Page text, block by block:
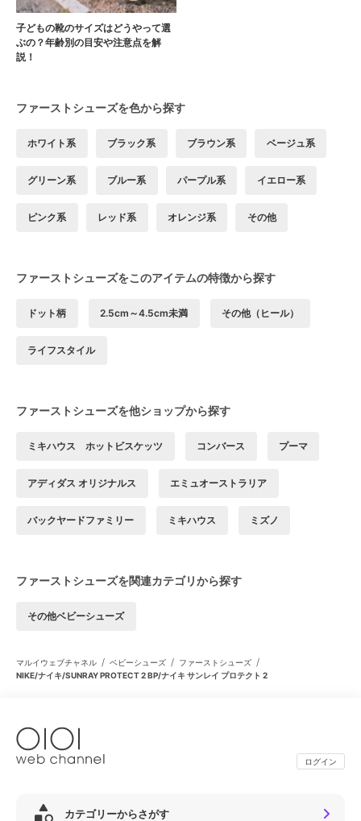
子どもの靴のサイズはどうやって選
ぶの？年齢別の目安や注意点を解
説！
ファーストシューズを色から探す
ホワイト系 ブラック系 ブラウン系 ベージュ系
グリーン系 ブルー系 パープル系 イエロー系
ピンク系 レッド系 オレンジ系 その他
ファーストシューズをこのアイテムの特徴から探す
ドット柄 2.5cm～4.5cm未満 その他（ヒール）
ライフスタイル
ファーストシューズを他ショップから探す
ミキハウス ホットビスケッツ コンバース プーマ
アディダス オリジナルス エミュオーストラリア
バックヤードファミリー ミキハウス ミズノ
ファーストシューズを関連カテゴリから探す
その他ベビーシューズ
マルイウェブチャネル / ベビーシューズ / ファーストシューズ /
NIKE/ナイキ/SUNRAY PROTECT 2 BP/ナイキ サンレイ プロテクト 2
ログイン
カテゴリーからさがす